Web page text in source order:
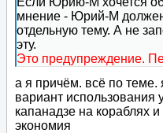
мнение - Юрий-М
отдельную тему. А не
эту.
Это предупреждение.
а я причём. всё по
вариант использования
капанадзе на кораблях
экономия